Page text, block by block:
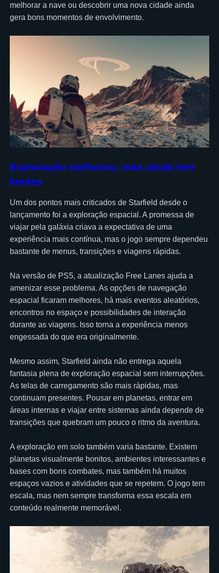
melhorar a nave ou descobrir uma nova cidade ainda
gera bons momentos de envolvimento.
Exploração melhorou, mas ainda tem
limites
Um dos pontos mais criticados de Starfield desde o
lançamento foi a exploração espacial. A promessa de
viajar pela galáxia criava a expectativa de uma
experiência mais contínua, mas o jogo sempre dependeu
bastante de menus, transições e viagens rápidas.
Na versão de PS5, a atualização Free Lanes ajuda a
amenizar esse problema. As opções de navegação
espacial ficaram melhores, há mais eventos aleatórios,
encontros no espaço e possibilidades de interação
durante as viagens. Isso torna a experiência menos
engessada do que era originalmente.
Mesmo assim, Starfield ainda não entrega aquela
fantasia plena de exploração espacial sem interrupções.
As telas de carregamento são mais rápidas, mas
continuam presentes. Pousar em planetas, entrar em
áreas internas e viajar entre sistemas ainda depende de
transições que quebram um pouco o ritmo da aventura.
A exploração em solo também varia bastante. Existem
planetas visualmente bonitos, ambientes interessantes e
bases com bons combates, mas também há muitos
espaços vazios e atividades que se repetem. O jogo tem
escala, mas nem sempre transforma essa escala em
conteúdo realmente memorável.